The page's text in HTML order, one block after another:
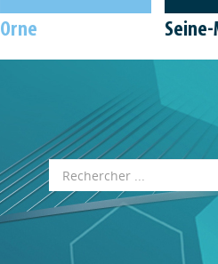
Orne
Appels à projets